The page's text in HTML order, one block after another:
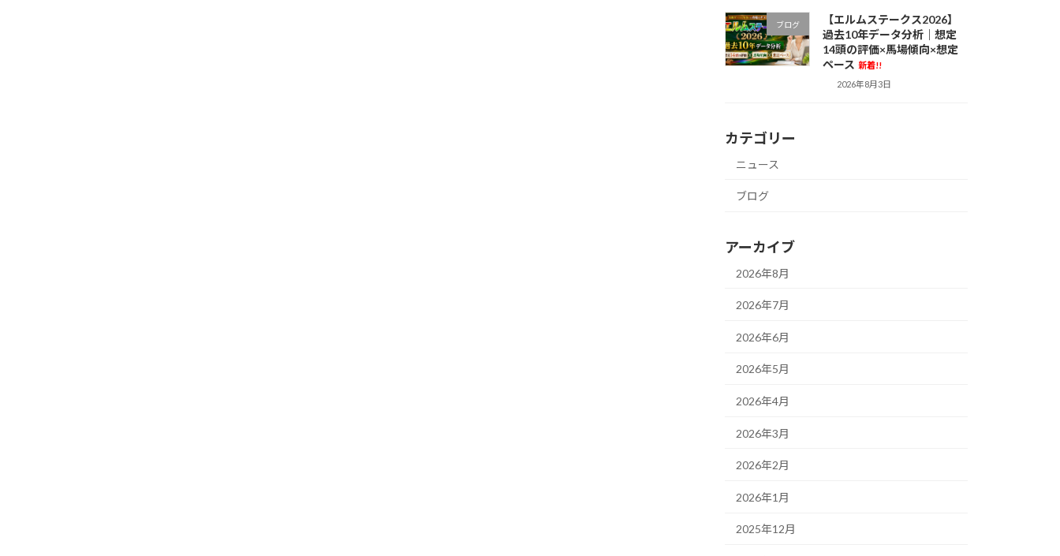
ブログ
【エルムステークス2026】
過去10年データ分析｜想定
14頭の評価×馬場傾向×想定
ペース 新着!!
2026年8月3日
カテゴリー
ニュース
ブログ
アーカイブ
2026年8月
2026年7月
2026年6月
2026年5月
2026年4月
2026年3月
2026年2月
2026年1月
2025年12月